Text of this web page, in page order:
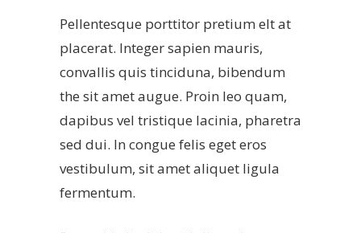
Pellentesque porttitor pretium elt at
placerat. Integer sapien mauris,
convallis quis tinciduna, bibendum
the sit amet augue. Proin leo quam,
dapibus vel tristique lacinia, pharetra
sed dui. In congue felis eget eros
vestibulum, sit amet aliquet ligula
fermentum.